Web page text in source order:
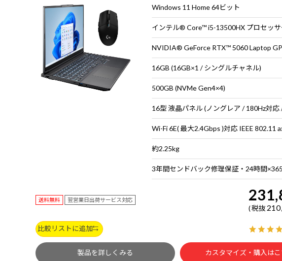
Windows 11 Home 64ビット
インテル® Core™ i5-13500HX プロセッサ
NVIDIA® GeForce RTX™ 5060 Laptop
16GB (16GB×1 / シングルチャネル)
500GB (NVMe Gen4×4)
約2.25kg
送料無料 翌営業日出荷サービス対応
税抜
比較リストに追加
製品を詳しくみる カスタマイズ・購入はこ